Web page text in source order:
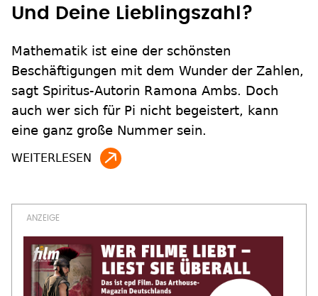
Und Deine Lieblingszahl?
Mathematik ist eine der schönsten
Beschäftigungen mit dem Wunder der Zahlen,
sagt Spiritus-Autorin Ramona Ambs. Doch
auch wer sich für Pi nicht begeistert, kann
eine ganz große Nummer sein.